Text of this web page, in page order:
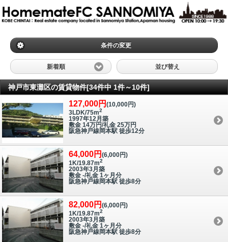
条件の変更
新着順 並び替え
神戸市東灘区の賃貸物件[34件中 1件～10件]
127,000円 (10,000円)
3LDK/75m2
1997年12月築
敷金 14万円/礼金 25万円
阪急神戸線岡本駅 徒歩12分
64,000円 (6,000円)
1K/19.87m2
2003年3月築
敷金 -/礼金 1ヶ月分
阪急神戸線岡本駅 徒歩8分
82,000円 (6,000円)
1K/19.87m2
2003年3月築
敷金 -/礼金 1ヶ月分
阪急神戸線岡本駅 徒歩8分